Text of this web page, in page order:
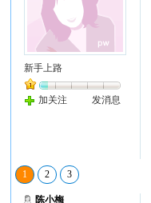
新手上路
加关注 发消息
1 2 3
陈小梅